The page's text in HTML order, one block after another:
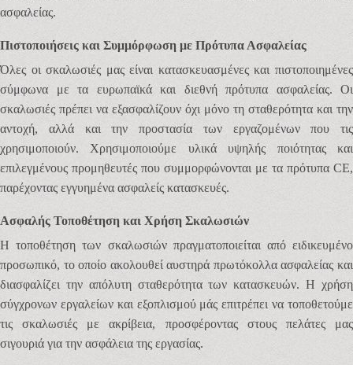
ασφαλείας.
Πιστοποιήσεις και Συμμόρφωση με Πρότυπα Ασφαλείας
Όλες οι σκαλωσιές μας είναι κατασκευασμένες και πιστοποιημένες
σύμφωνα με τα ευρωπαϊκά και διεθνή πρότυπα ασφαλείας. Οι
σκαλωσιές πρέπει να εξασφαλίζουν όχι μόνο τη σταθερότητα και την
αντοχή, αλλά και την προστασία των εργαζομένων που τις
χρησιμοποιούν. Χρησιμοποιούμε υλικά υψηλής ποιότητας και
επιλεγμένους προμηθευτές που συμμορφώνονται με τα πρότυπα CE,
παρέχοντας εγγυημένα ασφαλείς κατασκευές.
Ασφαλής Τοποθέτηση και Χρήση Σκαλωσιών
Η τοποθέτηση των σκαλωσιών πραγματοποιείται από ειδικευμένο
προσωπικό, το οποίο ακολουθεί αυστηρά πρωτόκολλα ασφαλείας και
διασφαλίζει την απόλυτη σταθερότητα των κατασκευών. Η χρήση
σύγχρονων εργαλείων και εξοπλισμού μάς επιτρέπει να τοποθετούμε
τις σκαλωσιές με ακρίβεια, προσφέροντας στους πελάτες μας
σιγουριά για την ασφάλεια της εργασίας.